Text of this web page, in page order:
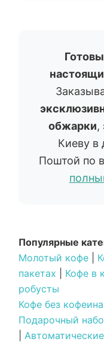
обжарки,
Киеву в
Поштой по
Популярные
Молотый кофе
пакетах
Кофе в
робусты
Кофе без кофеина
Подарочный